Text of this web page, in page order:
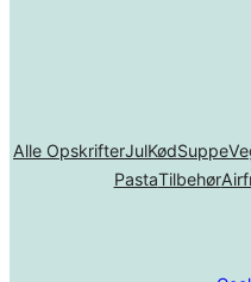
Alle OpskrifterJulKødSuppe
PastaTilbehør